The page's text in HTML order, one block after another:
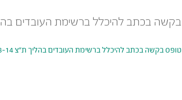
בקשה בכתב להיכלל ברשימת העובדים בהליך ת"צ
טופס בקשה בכתב להיכלל ברשימת העובדים בהליך ת"צ 45961-03-14